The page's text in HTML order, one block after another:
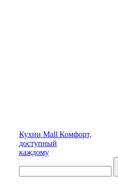
Кухни Mall Комфорт,
доступный
каждому